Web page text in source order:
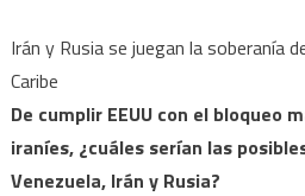
Irán y Rusia se juegan la soberanía
Caribe
De cumplir EEUU con el bloqueo
iraníes, ¿cuáles serían las
Venezuela, Irán y Rusia?